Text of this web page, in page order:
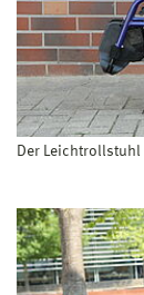
Der Leichtrollstuhl